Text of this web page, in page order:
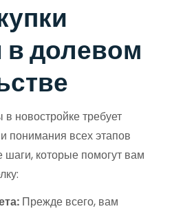
в долевом
новостройке требует
понимания всех этапов
которые помогут вам
Прежде всего, вам